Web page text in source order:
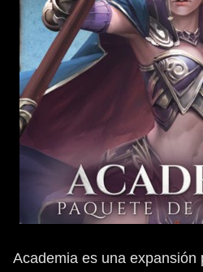
Academia es una expansión